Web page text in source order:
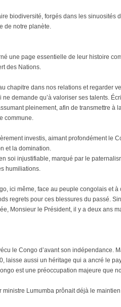
biodiversité, forgés dans les sinuosités
de notre planète.
une page essentielle de leur histoire
des Nations.
chapitre dans nos relations et regarder
demande qu’à valoriser ses talents.
pleinement, afin de transmettre à
commune.
investis, aimant profondément le
et la domination.
soi injustifiable, marqué par le
humiliations.
ici même, face au peuple congolais et à
regrets pour ces blessures du passé.
Monsieur le Président, il y a deux ans
le Congo d’avant son indépendance.
laisse aussi un héritage qui a ancré le
est une préoccupation majeure que
Lumumba prônait déjà le